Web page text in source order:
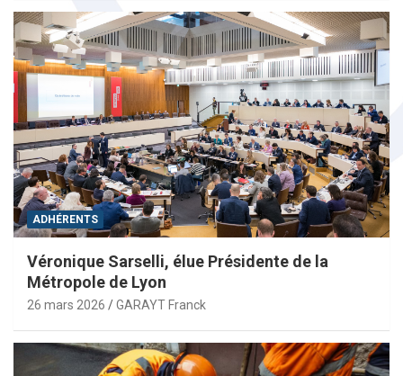
ADHÉRENTS
Véronique Sarselli, élue Présidente de la
Métropole de Lyon
26 mars 2026 GARAYT Franck